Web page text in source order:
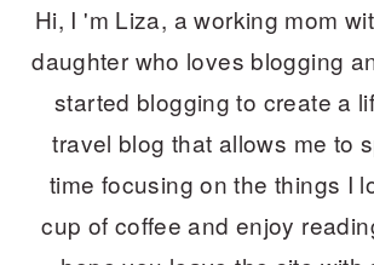
Hi, I 'm Liza, a working mom
daughter who loves blogging
started blogging to create a
travel blog that allows me to
time focusing on the things I
cup of coffee and enjoy